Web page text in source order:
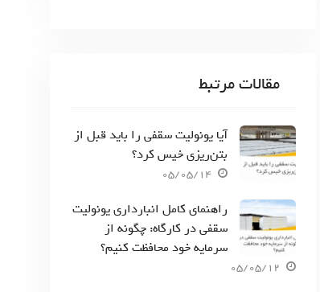
مقالات مرتبط
آیا یونولیت سقفی را باید قبل از
بتن‌ریزی خیس کرد؟
05/05/14
راهنمای کامل انبارداری یونولیت
سقفی در کارگاه: چگونه از
سرمایه خود محافظت کنیم؟
05/05/12